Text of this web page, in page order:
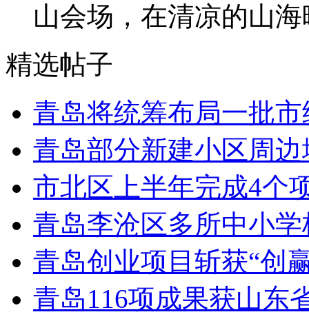
山会场，在清凉的山
精选帖子
青岛将统筹布局一批市
青岛部分新建小区周
市北区上半年完成4个
青岛李沧区多所中小
青岛创业项目斩获“创
青岛116项成果获山东